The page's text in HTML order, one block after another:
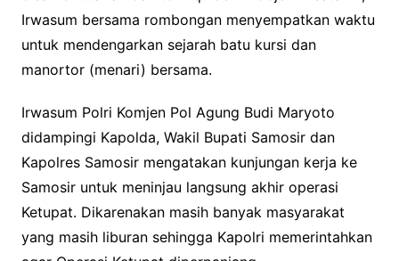
Irwasum bersama rombongan menyempatkan waktu
untuk mendengarkan sejarah batu kursi dan
manortor (menari) bersama.
Irwasum Polri Komjen Pol Agung Budi Maryoto
didampingi Kapolda, Wakil Bupati Samosir dan
Kapolres Samosir mengatakan kunjungan kerja ke
Samosir untuk meninjau langsung akhir operasi
Ketupat. Dikarenakan masih banyak masyarakat
yang masih liburan sehingga Kapolri memerintahkan